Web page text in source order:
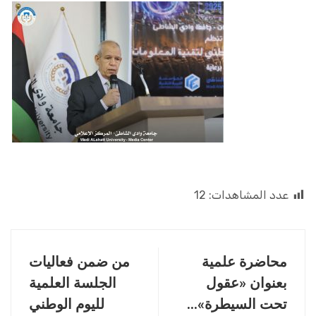
عدد المشاهدات: 12
من ضمن فعاليات
الجلسة العلمية
لليوم الوطني
محاضرة علمية
بعنوان «عقول
تحت السيطرة»…